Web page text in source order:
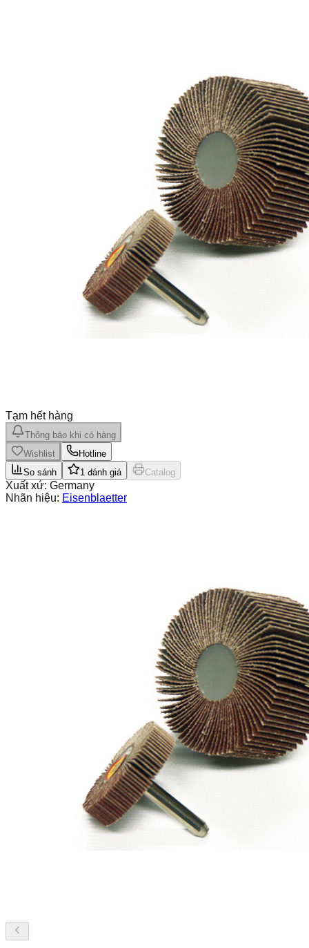
Tạm hết hàng
Thông báo khi có hàng
Wishlist
Hotline
So sánh
1 đánh giá Catalog
Xuất xứ: Germany
Nhãn hiệu: Eisenblaetter